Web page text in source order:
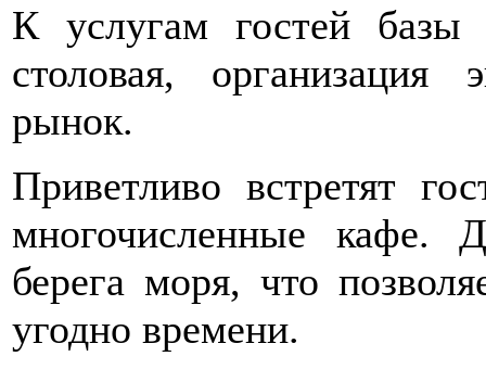
К услугам гостей
столовая, организация
рынок.
Приветливо встретят
многочисленные кафе.
берега моря, что
угодно времени.